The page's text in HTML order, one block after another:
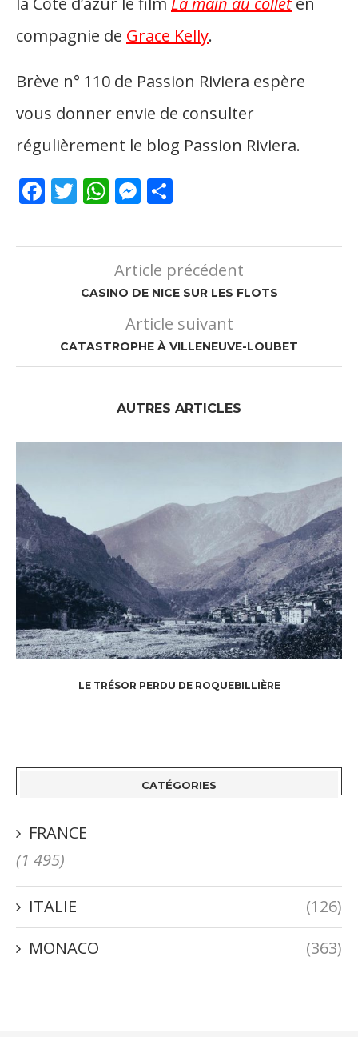
compagnie de Grace Kelly.
Brève n° 110 de Passion Riviera espère
vous donner envie de consulter
régulièrement le blog Passion Riviera.
Facebook
Twitter
WhatsApp
Messenger
Article précédent
CASINO DE NICE SUR LES FLOTS
Article suivant
CATASTROPHE À VILLENEUVE-LOUBET
AUTRES ARTICLES
LE TRÉSOR PERDU DE ROQUEBILLIÈRE
CATÉGORIES
FRANCE
(1 495)
ITALIE
(126)
MONACO
(363)